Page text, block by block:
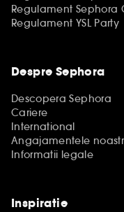
Regulament Sephora
Regulament YSL Party
Despre Sephora
Descopera Sephora
Cariere
International
Angajamentele
Informatii legale
Inspiratie